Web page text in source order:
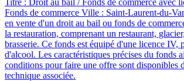
Titre : Droit au bail / Fonds de commerce avec
Fonds de commerce Ville : Saint-Laurent-du-
en vente d'un droit au bail ou fonds de
la restauration, comprenant un restaurant,
brasserie. Ce fonds est équipé d'une licence IV,
d'alcool. Les caractéristiques précises du fonds
conditions pour faire une offre sont disponibles
technique associée.